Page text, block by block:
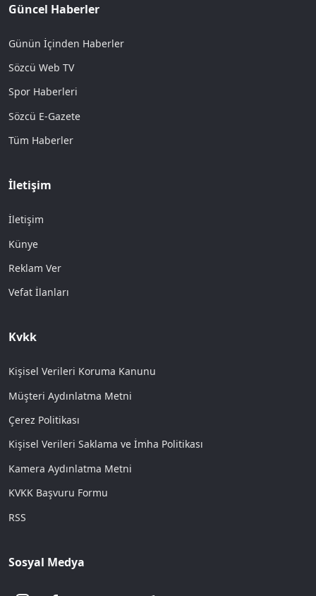
Güncel Haberler
Günün İçinden Haberler
Sözcü Web TV
Spor Haberleri
Sözcü E-Gazete
Tüm Haberler
İletişim
İletişim
Künye
Reklam Ver
Vefat İlanları
Kvkk
Kişisel Verileri Koruma Kanunu
Müşteri Aydınlatma Metni
Çerez Politikası
Kişisel Verileri Saklama ve İmha Politikası
Kamera Aydınlatma Metni
KVKK Başvuru Formu
RSS
Sosyal Medya